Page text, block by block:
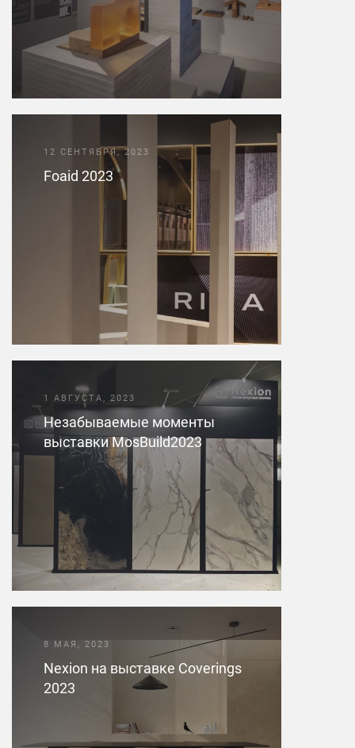
12 СЕНТЯБРЯ, 2023
Foaid 2023
1 АВГУСТА, 2023
Незабываемые моменты
выставки MosBuild2023
8 МАЯ, 2023
Nexion на выставке Coverings
2023